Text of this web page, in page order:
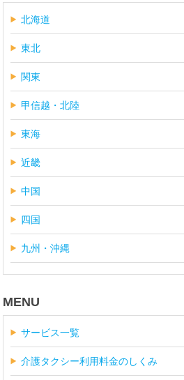
北海道
東北
関東
甲信越・北陸
東海
近畿
中国
四国
九州・沖縄
MENU
サービス一覧
介護タクシー利用料金のしくみ